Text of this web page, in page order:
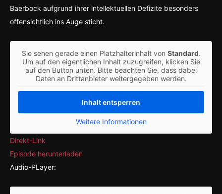
Baerbock aufgrund ihrer intellektuellen Defizite besonders
offensichtlich ins Auge sticht.
Sie sehen gerade einen Platzhalterinhalt von Standard.
Um auf den eigentlichen Inhalt zuzugreifen, klicken Sie
auf den Button unten. Bitte beachten Sie, dass dabei
Daten an Drittanbieter weitergegeben werden.
Inhalt entsperren
Weitere Informationen
Direkt-Link
Episode herunterladen
Audio-PLayer: